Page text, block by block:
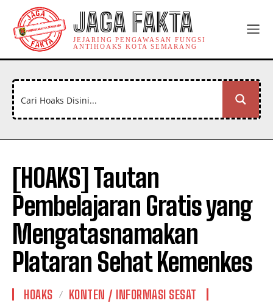
JAGA FAKTA
JEJARING PENGAWASAN FUNGSI
ANTIHOAKS KOTA SEMARANG
[HOAKS] Tautan
Pembelajaran Gratis yang
Mengatasnamakan
Plataran Sehat Kemenkes
HOAKS KONTEN / INFORMASI SESAT